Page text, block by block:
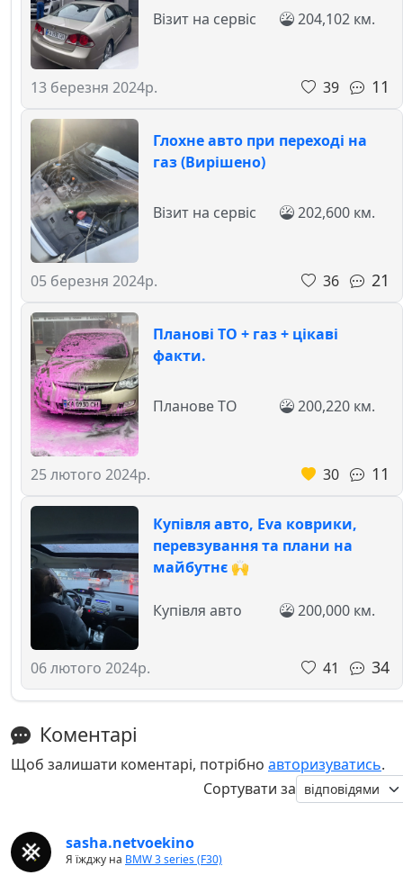
13 березня 2024р.
Візит на сервіс 204,102 км.
39 11
Глохне авто при переході на
газ (Вирішено)
05 березня 2024р.
Візит на сервіс 202,600 км.
36 21
Планові ТО + газ + цікаві
факти.
25 лютого 2024р.
Планове ТО 200,220 км.
30 11
Купівля авто, Eva коврики,
перевзування та плани на
майбутнє 🙌
06 лютого 2024р.
Купівля авто 200,000 км.
41 34
Коментарі
Щоб залишати коментарі, потрібно авторизуватись.
Сортувати за
sasha.netvoekino
Я їжджу на BMW 3 series (F30)